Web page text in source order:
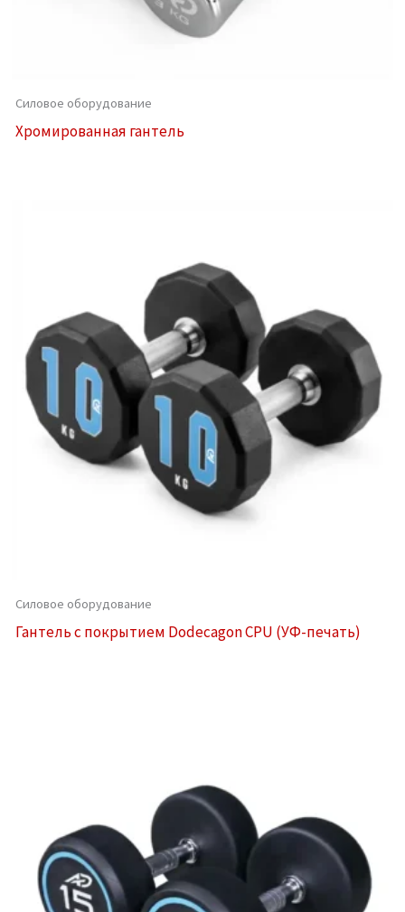
Силовое оборудование
Хромированная гантель
Силовое оборудование
Гантель с покрытием Dodecagon CPU (УФ-печать)